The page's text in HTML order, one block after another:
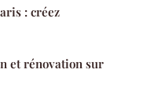
: créez
et rénovation sur